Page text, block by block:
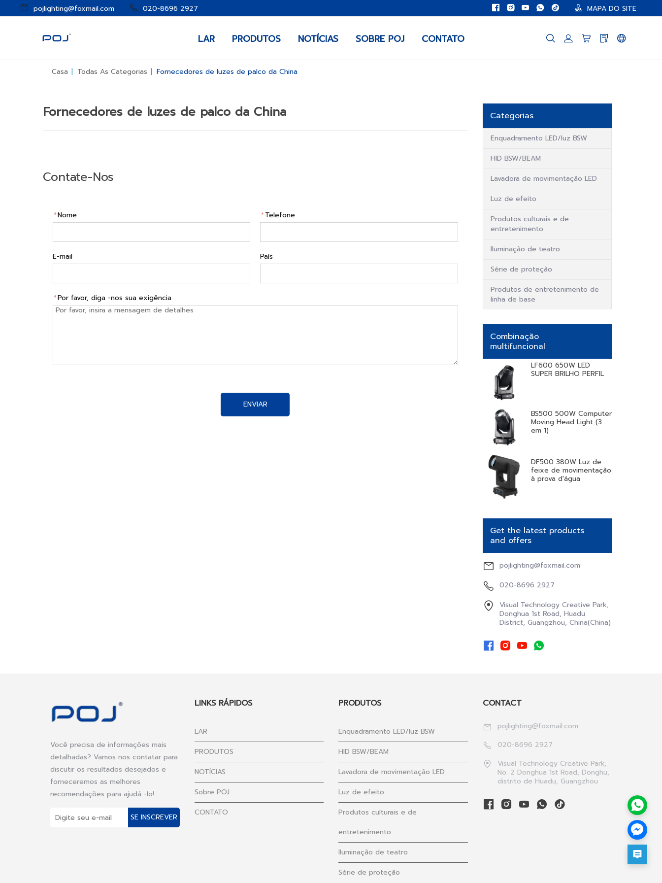
pojlighting@foxmail.com 020-8696 2927 MAPA DO SITE
LAR PRODUTOS NOTÍCIAS SOBRE POJ CONTATO
Casa | Todas As Categorias | Fornecedores de luzes de palco da China
Fornecedores de luzes de palco da China
Contate-Nos
*Nome * Telefone
E-mail País
*Por favor, diga -nos sua exigência
ENVIAR
Categorias
Enquadramento LED/luz BSW
HID BSW/BEAM
Lavadora de movimentação LED
Luz de efeito
Produtos culturais e de
entretenimento
Iluminação de teatro
Série de proteção
Produtos de entretenimento de
linha de base
Combinação
multifuncional
LF600 650W LED
SUPER BRILHO PERFIL
BS500 500W Computer
Moving Head Light (3
em 1)
DF500 380W Luz de
feixe de movimentação
à prova d'água
Get the latest products
and offers
pojlighting@foxmail.com
020-8696 2927
Visual Technology Creative Park,
Donghua 1st Road, Huadu
District, Guangzhou, China(China)
Você precisa de informações mais
detalhadas? Vamos nos contatar para
discutir os resultados desejados e
forneceremos as melhores
recomendações para ajudá -lo!
SE INSCREVER
LINKS RÁPIDOS
LAR
PRODUTOS
NOTÍCIAS
Sobre POJ
CONTATO
PRODUTOS
Enquadramento LED/luz BSW
HID BSW/BEAM
Lavadora de movimentação LED
Luz de efeito
Produtos culturais e de
entretenimento
Iluminação de teatro
Série de proteção
CONTACT
pojlighting@foxmail.com
020-8696 2927
Visual Technology Creative Park,
No. 2 Donghua 1st Road, Donghu,
distrito de Huadu, Guangzhou